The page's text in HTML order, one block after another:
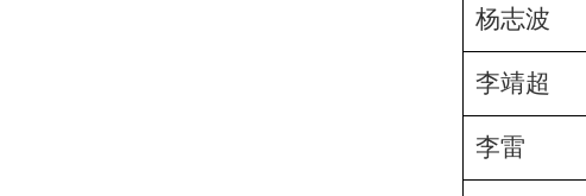
杨志波
李靖超
李雷